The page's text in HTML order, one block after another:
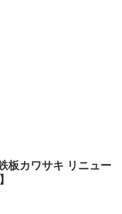
板カワサキ リニュー